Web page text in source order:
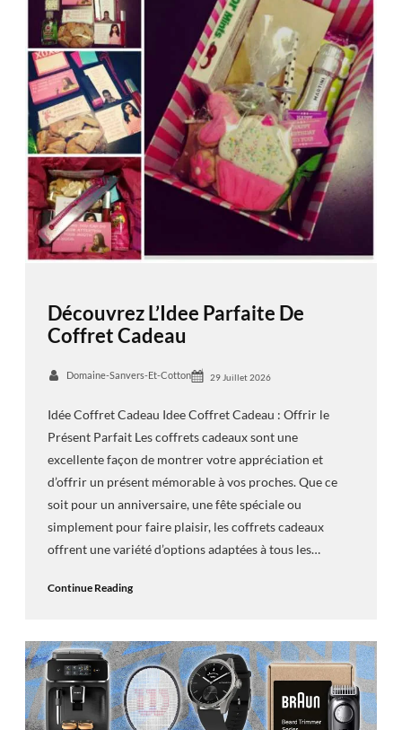
Découvrez L’Idee Parfaite De
Coffret Cadeau
Domaine-Sanvers-Et-Cotton 29 Juillet 2026
Idée Coffret Cadeau Idee Coffret Cadeau : Offrir le
Présent Parfait Les coffrets cadeaux sont une
excellente façon de montrer votre appréciation et
d’offrir un présent mémorable à vos proches. Que ce
soit pour un anniversaire, une fête spéciale ou
simplement pour faire plaisir, les coffrets cadeaux
offrent une variété d’options adaptées à tous les…
Continue Reading